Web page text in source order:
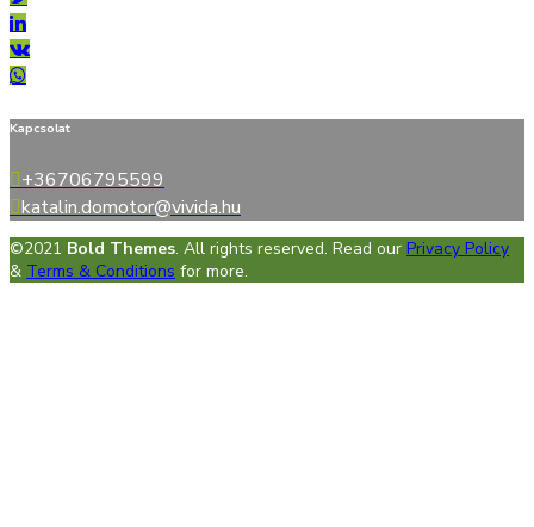
Kapcsolat
+36706795599
katalin.domotor@vivida.hu
©2021 Bold Themes. All rights reserved. Read our Privacy Policy
& Terms & Conditions for more.